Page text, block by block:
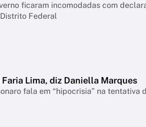
ficaram incomodadas com
Federal
Lima, diz Daniella Marques
fala em “hipocrisia” na tentativa